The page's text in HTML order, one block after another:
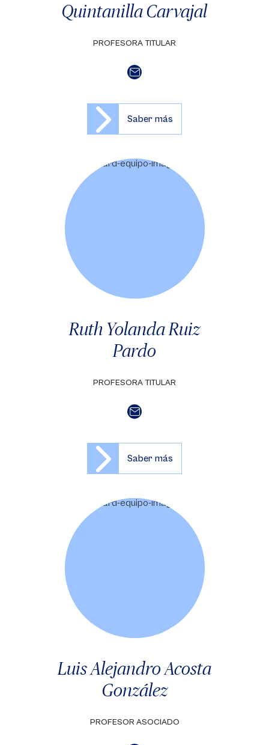
Quintanilla Carvajal
PROFESORA TITULAR
Saber más
Ruth Yolanda Ruiz
Pardo
PROFESORA TITULAR
Saber más
Luis Alejandro Acosta
González
PROFESOR ASOCIADO